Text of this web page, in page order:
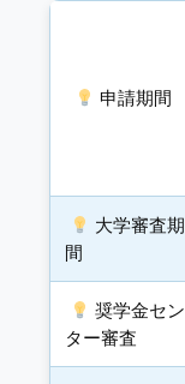
申請期間
大学審査期
間
奨学金セン
ター審査